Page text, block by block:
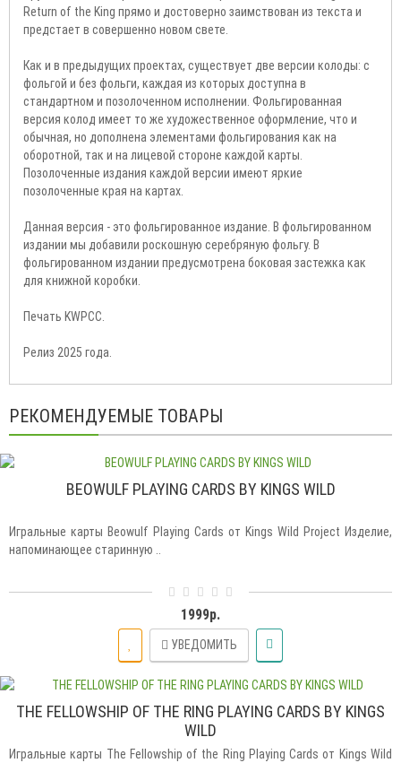
Return of the King прямо и достоверно заимствован из текста и
предстает в совершенно новом свете.
Как и в предыдущих проектах, существует две версии колоды: с
фольгой и без фольги, каждая из которых доступна в
стандартном и позолоченном исполнении. Фольгированная
версия колод имеет то же художественное оформление, что и
обычная, но дополнена элементами фольгирования как на
оборотной, так и на лицевой стороне каждой карты.
Позолоченные издания каждой версии имеют яркие
позолоченные края на картах.
Данная версия - это фольгированное издание. В фольгированном
издании мы добавили роскошную серебряную фольгу. В
фольгированном издании предусмотрена боковая застежка как
для книжной коробки.
Печать KWPCC.
Релиз 2025 года.
РЕКОМЕНДУЕМЫЕ ТОВАРЫ
BEOWULF PLAYING CARDS BY KINGS WILD
Игральные карты Beowulf Playing Cards от Kings Wild Project Изделие,
напоминающее старинную ..
1999р.
УВЕДОМИТЬ
THE FELLOWSHIP OF THE RING PLAYING CARDS BY KINGS
WILD
Игральные карты The Fellowship of the Ring Playing Cards от Kings Wild